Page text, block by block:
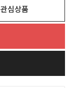
관심상품